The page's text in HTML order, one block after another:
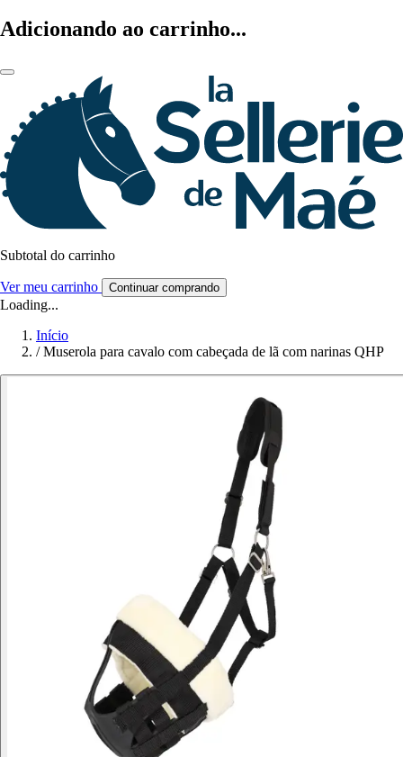
Adicionando ao carrinho...
Subtotal do carrinho
Ver meu carrinho Continuar comprando
Loading...
Início
/ Muserola para cavalo com cabeçada de lã com narinas QHP